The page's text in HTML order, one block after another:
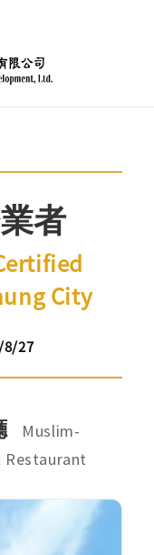
者
City
8/27
Muslim-